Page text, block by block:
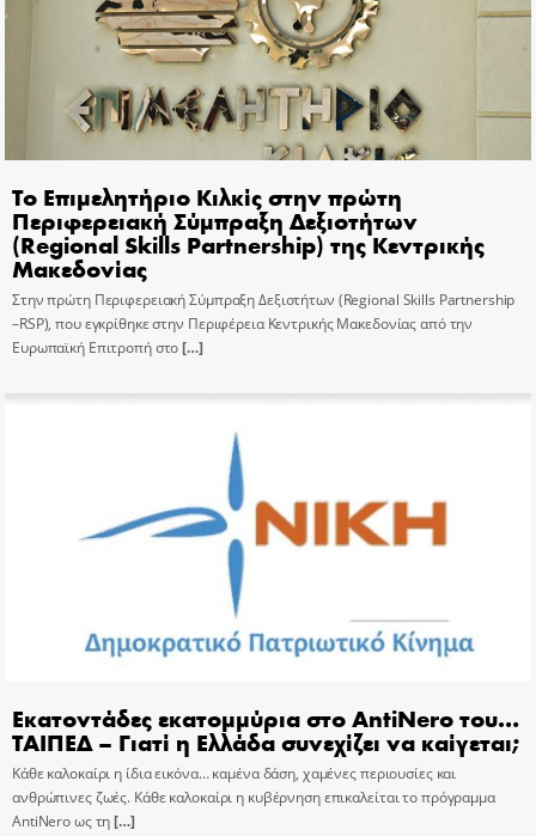
Το Επιμελητήριο Κιλκίς στην πρώτη
Περιφερειακή Σύμπραξη Δεξιοτήτων
(Regional Skills Partnership) της Κεντρικής
Μακεδονίας
Στην πρώτη Περιφερειακή Σύμπραξη Δεξιοτήτων (Regional Skills Partnership
–RSP), που εγκρίθηκε στην Περιφέρεια Κεντρικής Μακεδονίας από την
Ευρωπαϊκή Επιτροπή στο[…]
Εκατοντάδες εκατομμύρια στο AntiNero του…
ΤΑΙΠΕΔ – Γιατί η Ελλάδα συνεχίζει να καίγεται;
Κάθε καλοκαίρι η ίδια εικόνα… καμένα δάση, χαμένες περιουσίες και
ανθρώπινες ζωές. Κάθε καλοκαίρι η κυβέρνηση επικαλείται το πρόγραμμα
AntiNero ως τη[…]